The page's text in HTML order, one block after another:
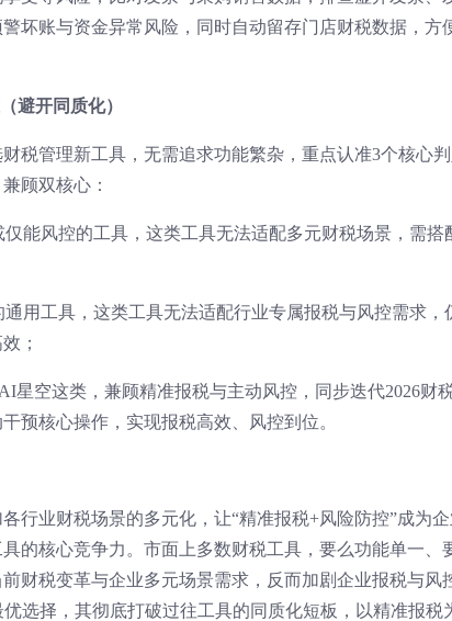
坏账与资金异常风险，同时自动留存门店财税数据，方
避开同质化）
税管理新工具，无需追求功能繁杂，重点认准3个核心
顾双核心：
能风控的工具，这类工具无法适配多元财税场景，需搭
用工具，这类工具无法适配行业专属报税与风控需求，
；
星空这类，兼顾精准报税与主动风控，同步迭代2026财
预核心操作，实现报税高效、风控到位。
行业财税场景的多元化，让“精准报税+风险防控”成为
的核心竞争力。市面上多数财税工具，要么功能单一、
财税变革与企业多元场景需求，反而加剧企业报税与风
选择，其彻底打破过往工具的同质化短板，以精准报税